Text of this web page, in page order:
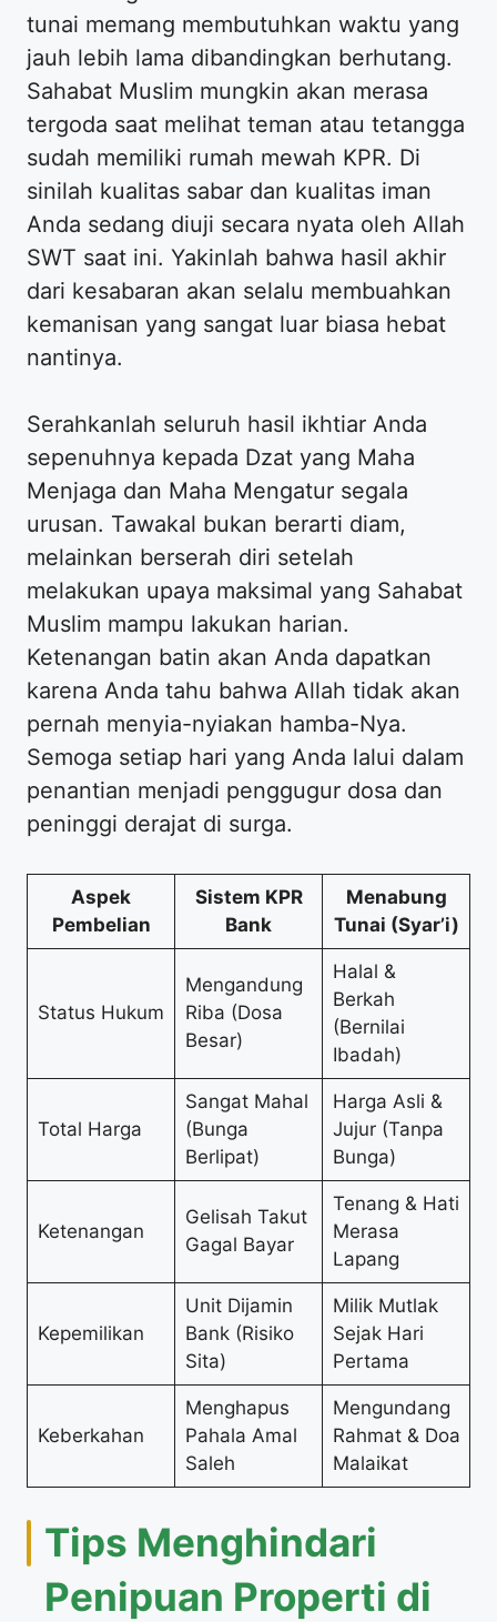
tunai memang membutuhkan waktu yang
jauh lebih lama dibandingkan berhutang.
Sahabat Muslim mungkin akan merasa
tergoda saat melihat teman atau tetangga
sudah memiliki rumah mewah KPR. Di
sinilah kualitas sabar dan kualitas iman
Anda sedang diuji secara nyata oleh Allah
SWT saat ini. Yakinlah bahwa hasil akhir
dari kesabaran akan selalu membuahkan
kemanisan yang sangat luar biasa hebat
nantinya.
Serahkanlah seluruh hasil ikhtiar Anda
sepenuhnya kepada Dzat yang Maha
Menjaga dan Maha Mengatur segala
urusan. Tawakal bukan berarti diam,
melainkan berserah diri setelah
melakukan upaya maksimal yang Sahabat
Muslim mampu lakukan harian.
Ketenangan batin akan Anda dapatkan
karena Anda tahu bahwa Allah tidak akan
pernah menyia-nyiakan hamba-Nya.
Semoga setiap hari yang Anda lalui dalam
penantian menjadi penggugur dosa dan
peninggi derajat di surga.
Aspek
Pembelian
Sistem KPR
Bank
Menabung
Tunai (Syar’i)
Status Hukum
Mengandung
Riba (Dosa
Besar)
Halal &
Berkah
(Bernilai
Ibadah)
Total Harga
Sangat Mahal
(Bunga
Berlipat)
Harga Asli &
Jujur (Tanpa
Bunga)
Ketenangan
Gelisah Takut
Gagal Bayar
Tenang & Hati
Merasa
Lapang
Kepemilikan
Unit Dijamin
Bank (Risiko
Sita)
Milik Mutlak
Sejak Hari
Pertama
Keberkahan
Menghapus
Pahala Amal
Saleh
Mengundang
Rahmat & Doa
Malaikat
Tips Menghindari
Penipuan Properti di